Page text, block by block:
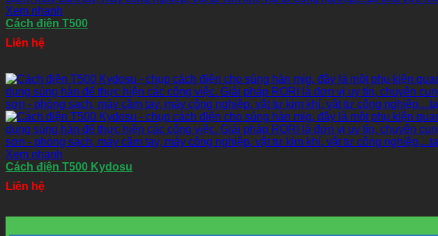
Xem nhanh
Cách điện T500
Liên hệ
Xem nhanh
Cách điện T500 Kydosu
Liên hệ